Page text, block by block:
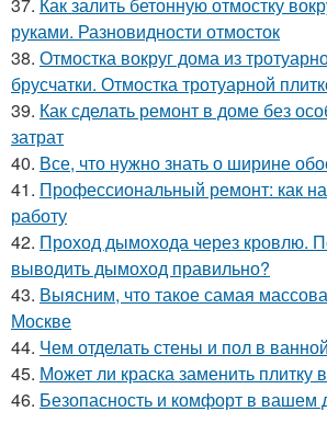
руками. Разновидности отмосток
38. Отмостка вокруг дома из
брусчатки. Отмостка тротуарной
39. Как сделать ремонт в доме без
затрат
40. Все, что нужно знать о ширине
41. Профессиональный ремонт: как
работу
42. Проход дымохода через кровлю.
выводить дымоход правильно?
43. Выясним, что такое самая
Москве
44. Чем отделать стены и пол в
45. Может ли краска заменить плитку
46. Безопасность и комфорт в вашем